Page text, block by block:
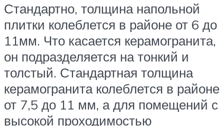
Стандартно, толщина напольной
плитки колеблется в районе от 6 до
11мм. Что касается керамогранита,
он подразделяется на тонкий и
толстый. Стандартная толщина
керамогранита колеблется в районе
от 7,5 до 11 мм, а для помещений с
высокой проходимостью